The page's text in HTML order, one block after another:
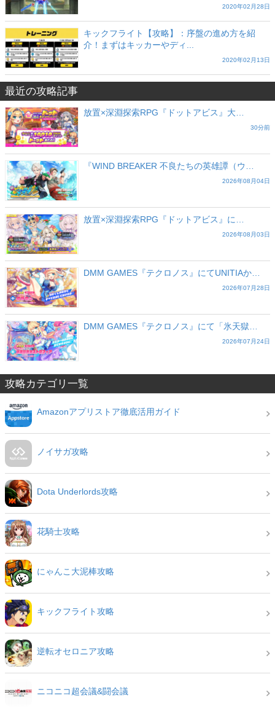
2020年02月28日
キックフライト【攻略】：序盤の進め方を紹
介！まずはキッカーやディ...
2020年02月13日
最近の攻略記事
放置×深淵探索RPG『ドットアビス』大…
30分前
『WIND BREAKER 不良たちの英雄譚（ウ…
2026年08月04日
放置×深淵探索RPG『ドットアビス』に…
2026年08月03日
DMM GAMES『テクロノス』にてUNITIAか…
2026年07月28日
DMM GAMES『テクロノス』にて「氷天獄…
2026年07月24日
攻略カテゴリ一覧
Amazonアプリストア徹底活用ガイド
ノイサガ攻略
Dota Underlords攻略
花騎士攻略
にゃんこ大泥棒攻略
キックフライト攻略
逆転オセロニア攻略
ニコニコ超会議&闘会議